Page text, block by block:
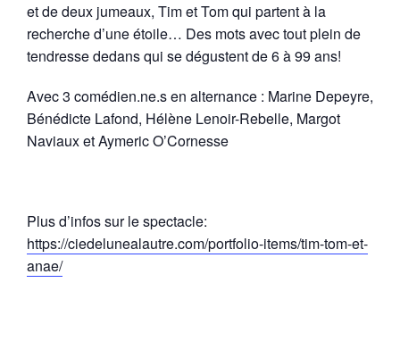
et de deux jumeaux, Tim et Tom qui partent à la
recherche d’une étoile… Des mots avec tout plein de
tendresse dedans qui se dégustent de 6 à 99 ans!
Avec 3 comédien.ne.s en alternance : Marine Depeyre,
Bénédicte Lafond, Hélène Lenoir-Rebelle, Margot
Naviaux et Aymeric O’Cornesse
Plus d’infos sur le spectacle:
https://ciedelunealautre.com/portfolio-items/tim-tom-et-
anae/